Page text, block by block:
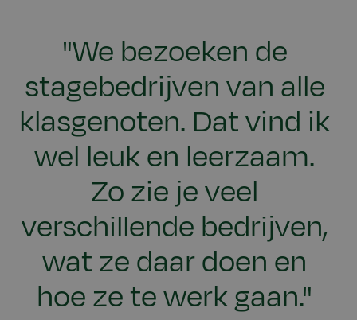
"We bezoeken de
stagebedrijven van alle
klasgenoten. Dat vind ik
wel leuk en leerzaam.
Zo zie je veel
verschillende bedrijven,
wat ze daar doen en
hoe ze te werk gaan."